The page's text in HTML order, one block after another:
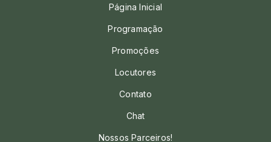
Página Inicial
Programação
Promoções
Locutores
Contato
Chat
Nossos Parceiros!